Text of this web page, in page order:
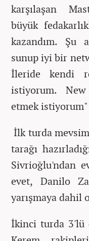
karşılaşan
büyük
kazandım. Şu
sunup iyi bir
İleride kendi
istiyorum.
etmek
İlk turda
tarağı
Sivrioğlu'ndan
evet, Danilo
yarışmaya dahil
İkinci turda 3'lü